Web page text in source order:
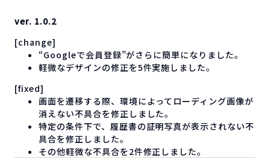
ver. 1.0.2
[change]
“Googleで会員登録”がさらに簡単になりました。
軽微なデザインの修正を5件実施しました。
[fixed]
画面を遷移する際、環境によってローディング画像が
消えない不具合を修正しました。
特定の条件下で、履歴書の証明写真が表示されない不
具合を修正しました。
その他軽微な不具合を2件修正しました。